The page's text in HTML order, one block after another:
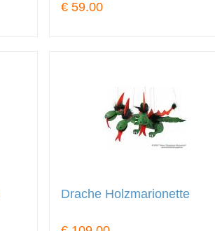
€ 59.00
Drache Holzmarionette